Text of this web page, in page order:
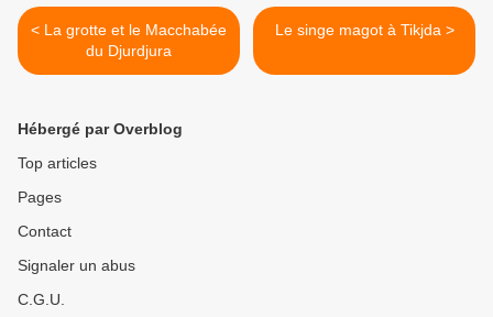
< La grotte et le Macchabée
du Djurdjura
Le singe magot à Tikjda >
Hébergé par Overblog
Top articles
Pages
Contact
Signaler un abus
C.G.U.